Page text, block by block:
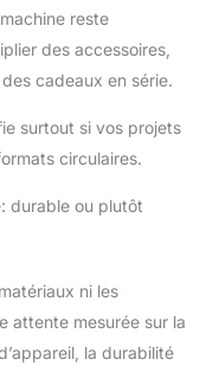
les enfants,
et les amis,
les
reste
des accessoires,
cadeaux en série.
surtout si vos projets
circulaires.
durable ou plutôt
ni les
attente mesurée sur la
la durabilité